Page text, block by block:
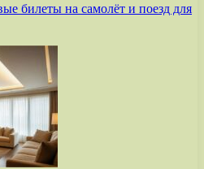
билеты на самолёт и поезд для